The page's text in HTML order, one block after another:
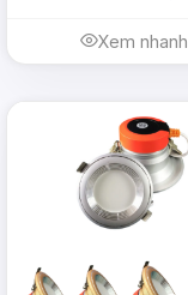
Xem nhanh